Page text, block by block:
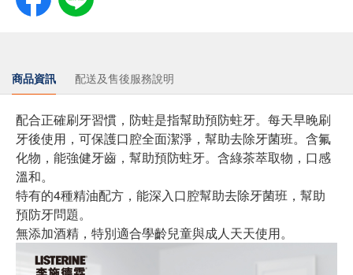
商品資訊 配送及售後服務說明
配合正確刷牙習慣，防蛀是指幫助預防蛀牙。每天早晚刷
牙後使用，可保護口腔全面潔淨，幫助去除牙菌班。含氟
化物，能強健牙齒，幫助預防蛀牙。含綠茶萃取物，口感
溫和。
特有的4種精油配方，能深入口腔幫助去除牙菌班，幫助
預防牙問題。
無添加酒精，特別適合學齡兒童與成人天天使用。